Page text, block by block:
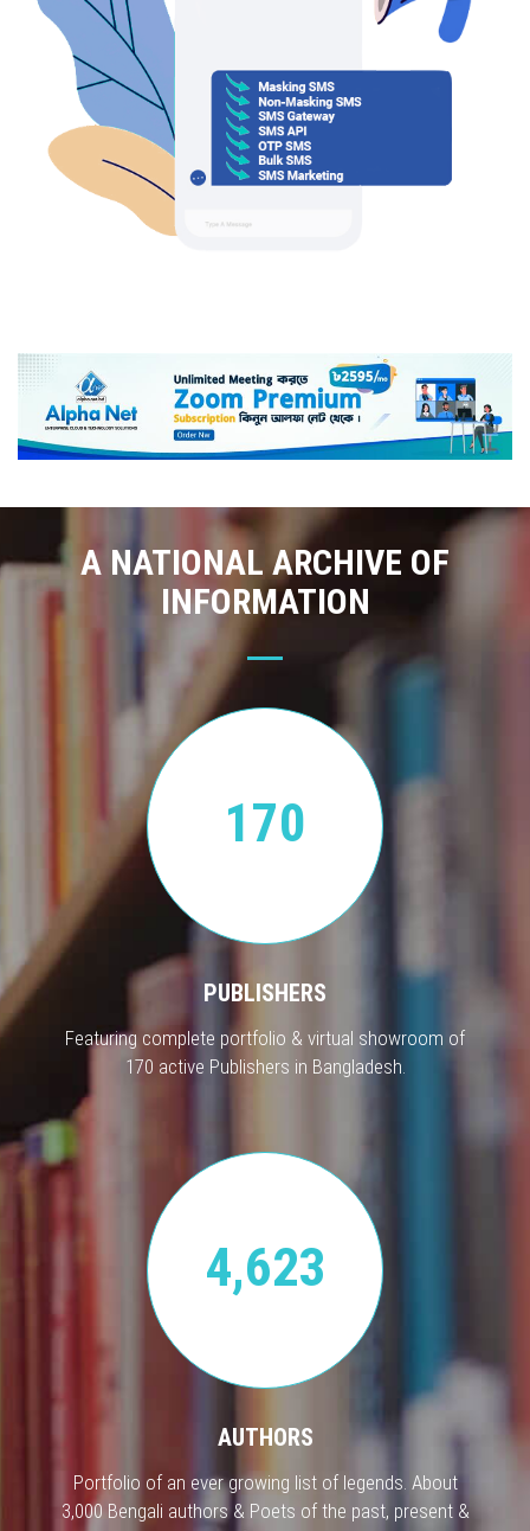
A NATIONAL ARCHIVE OF
INFORMATION
170
PUBLISHERS
Featuring complete portfolio & virtual showroom of
170 active Publishers in Bangladesh.
4,623
AUTHORS
Portfolio of an ever growing list of legends. About
3,000 Bengali authors & Poets of the past, present &